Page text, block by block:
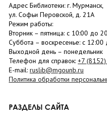
Адрес Библиотеки: г. Мурманск,
ул. Софьи Перовской, д. 21А
Режим работы:
Вторник – пятница: с 10:00 до
Суббота – воскресенье: c 12:00
Выходной день – понедельник
Телефон для справок: +7 (8152)
E-mail: ruslib@mgounb.ru
Политика обработки
РАЗДЕЛЫ САЙТА